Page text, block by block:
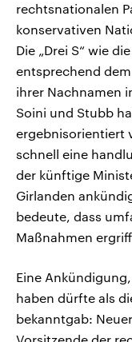
rechtsnationalen
konservativen
Die „Drei S“ wie
entsprechend
ihrer Nachnamen
Soini und Stubb
ergebnisorientiert
schnell eine
der künftige
Girlanden
bedeute, dass
Maßnahmen
Eine
haben dürfte als
bekanntgab: